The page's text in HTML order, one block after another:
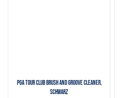
PGA Tour Club Brush and Groove Cleaner,
schwarz